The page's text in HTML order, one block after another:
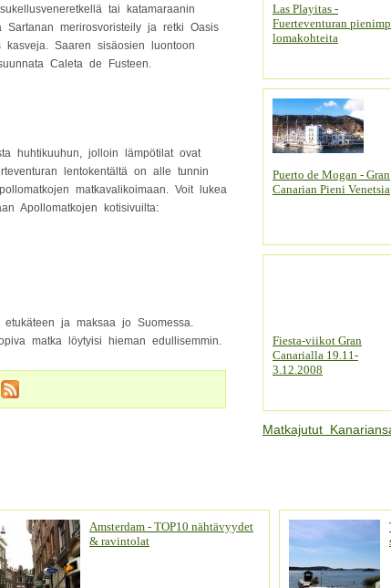
tai katamaraanin
merirosvoristeily ja retki Oasis
Saaren sisäosien luontoon
Caleta de Fusteen.
huhtikuuhun, jolloin lämpötilat ovat
lentokentältä on alle tunnin
matkavalikoimaan. Voit lukea
Apollomatkojen kotisivuilta:
etukäteen ja maksaa jo Suomessa.
matka löytyisi hieman edullisemmin.
Las Playitas -
Fuerteventuran
lomakohteita
Puerto de Mogan - Gran
Canarian Pieni Venetsia
Fiesta-viikot Gran
Canarialla 19.11-
3.12.2008
Matkajutut
Amsterdam - TOP10 nähtävyydet
& ravintolat